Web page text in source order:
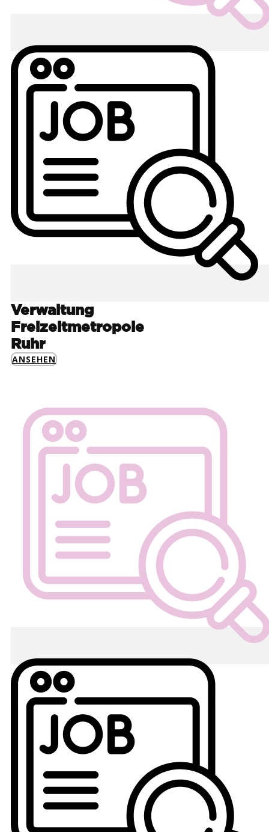
Verwaltung
Freizeitmetropole
Ruhr
ANSEHEN